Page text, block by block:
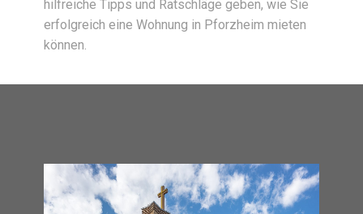
hilfreiche Tipps und Ratschläge geben, wie Sie
erfolgreich eine Wohnung in Pforzheim mieten
können.